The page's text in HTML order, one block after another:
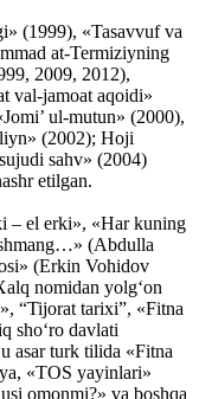
(1999), «Tasavvuf va
at-Termiziyning
2009, 2012),
val-jamoat aqoidi»
ul-mutun» (2000),
(2002); Hoji
sahv» (2004)
etilgan.
– el erki», «Har kuning
(Abdulla
(Erkin Vohidov
nomidan yolg‘on
“Tijorat tarixi”, «Fitna
sho‘ro davlati
asar turk tilida «Fitna
«TOS yayinlari»
omonmi?» va boshqa